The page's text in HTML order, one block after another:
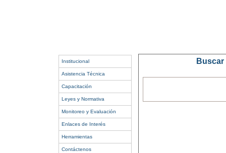
Institucional
Asistencia Técnica
Capacitación
Leyes y Normativa
Monitoreo y Evaluación
Enlaces de Interés
Herramientas
Contáctenos